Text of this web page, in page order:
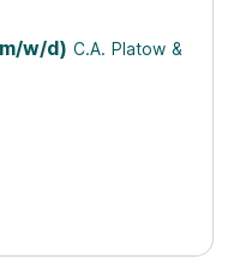
w/d) C.A. Platow &